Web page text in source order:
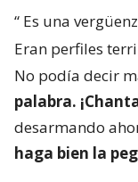
“ Es una
Eran perfiles
No podía decir
palabra.
desarmando
haga bien la